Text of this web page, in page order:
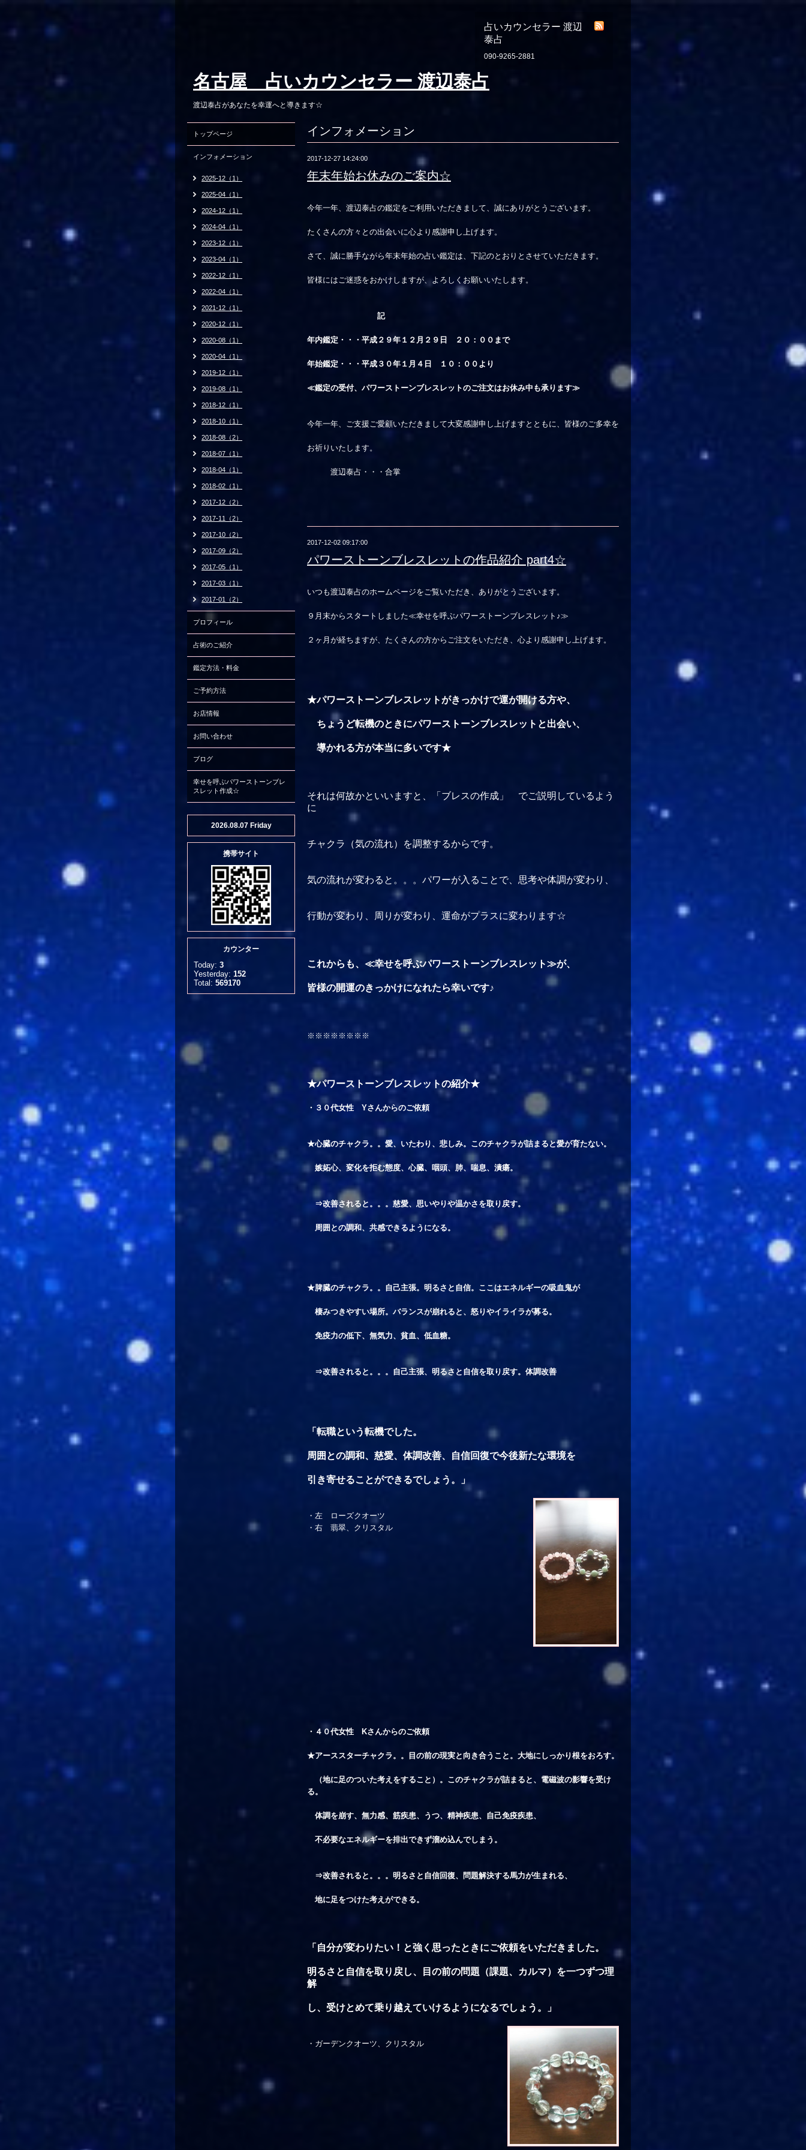
占いカウンセラー 渡辺
泰占
090-9265-2881
名古屋 占いカウンセラー 渡辺泰占
渡辺泰占があなたを幸運へと導きます☆
インフォメーション
2017-12-27 14:24:00
年末年始お休みのご案内☆
今年一年、渡辺泰占の鑑定をご利用いただきまして、誠にありがとうございます。
たくさんの方々との出会いに心より感謝申し上げます。
さて、誠に勝手ながら年末年始の占い鑑定は、下記のとおりとさせていただきます。
皆様にはご迷惑をおかけしますが、よろしくお願いいたします。
記
年内鑑定・・・平成２９年１２月２９日 ２０：００まで
年始鑑定・・・平成３０年１月４日 １０：００より
≪鑑定の受付、パワーストーンブレスレットのご注文はお休み中も承ります≫
今年一年、ご支援ご愛顧いただきまして大変感謝申し上げますとともに、皆様のご多幸を
お祈りいたします。
渡辺泰占・・・合掌
2017-12-02 09:17:00
パワーストーンブレスレットの作品紹介 part4☆
いつも渡辺泰占のホームページをご覧いただき、ありがとうございます。
９月末からスタートしました≪幸せを呼ぶパワーストーンブレスレット♪≫
２ヶ月が経ちますが、たくさんの方からご注文をいただき、心より感謝申し上げます。
★パワーストーンブレスレットがきっかけで運が開ける方や、
ちょうど転機のときにパワーストーンブレスレットと出会い、
導かれる方が本当に多いです★
それは何故かといいますと、「ブレスの作成」 でご説明しているよう
に
チャクラ（気の流れ）を調整するからです。
気の流れが変わると。。。パワーが入ることで、思考や体調が変わり、
行動が変わり、周りが変わり、運命がプラスに変わります☆
これからも、≪幸せを呼ぶパワーストーンブレスレット≫が、
皆様の開運のきっかけになれたら幸いです♪
※※※※※※※※
★パワーストーンブレスレットの紹介★
・３０代女性 Yさんからのご依頼
★心臓のチャクラ。。愛、いたわり、悲しみ。このチャクラが詰まると愛が育たない。
嫉妬心、変化を拒む態度、心臓、咽頭、肺、喘息、潰瘍。
⇒改善されると。。。慈愛、思いやりや温かさを取り戻す。
周囲との調和、共感できるようになる。
★脾臓のチャクラ。。自己主張。明るさと自信。ここはエネルギーの吸血鬼が
棲みつきやすい場所。バランスが崩れると、怒りやイライラが募る。
免疫力の低下、無気力、貧血、低血糖。
⇒改善されると。。。自己主張、明るさと自信を取り戻す。体調改善
「転職という転機でした。
周囲との調和、慈愛、体調改善、自信回復で今後新たな環境を
引き寄せることができるでしょう。」
・左 ローズクオーツ
・右 翡翠、クリスタル
・４０代女性 Kさんからのご依頼
★アーススターチャクラ。。目の前の現実と向き合うこと。大地にしっかり根をおろす。
（地に足のついた考えをすること）。このチャクラが詰まると、電磁波の影響を受け
る。
体調を崩す、無力感、筋疾患、うつ、精神疾患、自己免疫疾患、
不必要なエネルギーを排出できず溜め込んでしまう。
⇒改善されると。。。明るさと自信回復、問題解決する馬力が生まれる、
地に足をつけた考えができる。
「自分が変わりたい！と強く思ったときにご依頼をいただきました。
明るさと自信を取り戻し、目の前の問題（課題、カルマ）を一つずつ理
解
し、 受けとめて乗り越えていけるようになるでしょう。」
・ガーデンクオーツ、クリスタル
トップページ
インフォメーション
2025-12（1）
2025-04（1）
2024-12（1）
2024-04（1）
2023-12（1）
2023-04（1）
2022-12（1）
2022-04（1）
2021-12（1）
2020-12（1）
2020-08（1）
2020-04（1）
2019-12（1）
2019-08（1）
2018-12（1）
2018-10（1）
2018-08（2）
2018-07（1）
2018-04（1）
2018-02（1）
2017-12（2）
2017-11（2）
2017-10（2）
2017-09（2）
2017-05（1）
2017-03（1）
2017-01（2）
プロフィール
占術のご紹介
鑑定方法・料金
ご予約方法
お店情報
お問い合わせ
ブログ
幸せを呼ぶパワーストーンブレ
スレット作成☆
2026.08.07 Friday
携帯サイト
カウンター
Today: 3
Yesterday: 152
Total: 569170